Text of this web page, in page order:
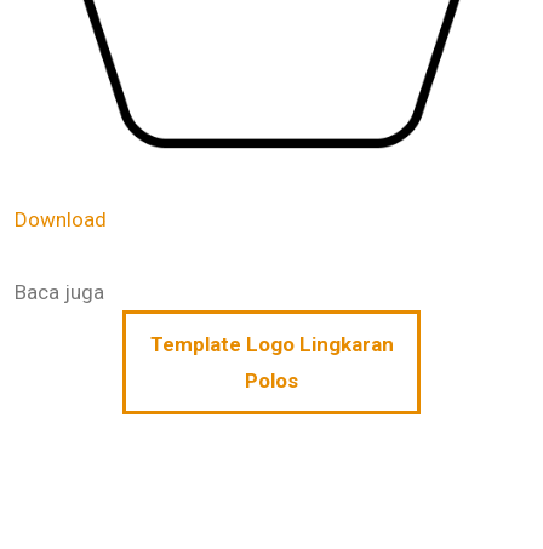
Download
Baca juga
Template Logo Lingkaran
Polos